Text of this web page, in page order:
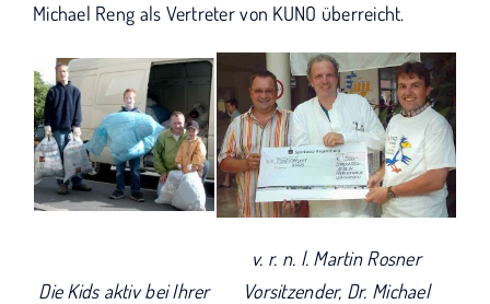
Michael Reng als Vertreter von KUNO überreicht.
Die Kids aktiv bei Ihrer
v. r. n. l. Martin Rosner
Vorsitzender, Dr. Michael